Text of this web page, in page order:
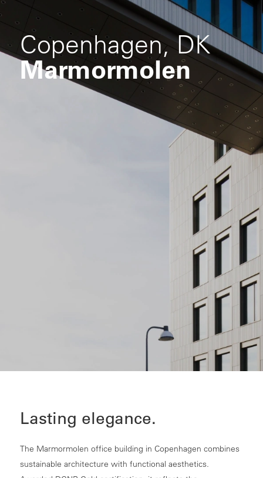
Copenhagen, DK
Marmormolen
Lasting elegance.
The Marmormolen office building in Copenhagen combines
sustainable architecture with functional aesthetics.